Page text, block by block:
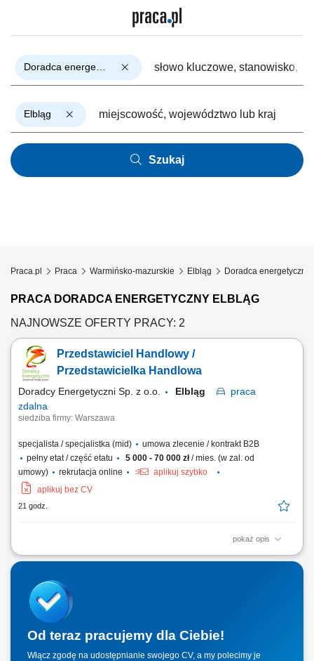
Elbląg
Szukaj
Praca.pl Praca Warmińsko-mazurskie Elbląg Doradca energetyczny
PRACA DORADCA ENERGETYCZNY ELBLĄG
NAJNOWSZE OFERTY PRACY: 2
Przedstawiciel Handlowy /
Przedstawicielka Handlowa
Doradcy Energetyczni Sp. z o.o. Elbląg
praca
zdalna
siedziba firmy: Warszawa
specjalista / specjalistka (mid)
umowa zlecenie / kontrakt B2B
pełny etat / część etatu
5 000 - 70 000 zł/ mies. (w zal. od
umowy)
rekrutacja online
aplikuj szybko
aplikuj bez CV
21 godz.
pokaż opis
Opis stanowiska: Doradzanie klientom biznesowym w wyborze ofert
rozwijanie długofalowych relacji biznesowych. Analizowanie potrzeb
przedsiębiorstw i przygotowywanie dopasowanych rozwiązań.
Prowadzenie procesu sprzedaży od...
Od teraz pracujemy dla Ciebie!
Włącz zgodę na udostępnianie swojego CV, a my polecimy je